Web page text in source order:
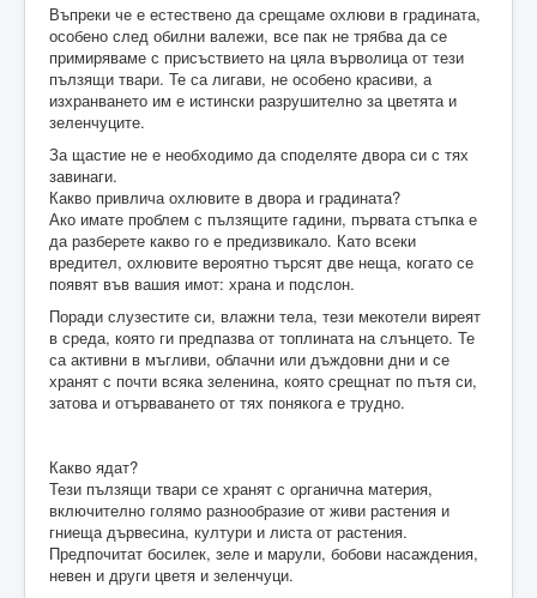
Въпреки че е естествено да срещаме охлюви в градината,
особено след обилни валежи, все пак не трябва да се
примиряваме с присъствието на цяла върволица от тези
пълзящи твари. Те са лигави, не особено красиви, а
изхранването им е истински разрушително за цветята и
зеленчуците.
За щастие не е необходимо да споделяте двора си с тях
завинаги.
Какво привлича охлювите в двора и градината?
Ако имате проблем с пълзящите гадини, първата стъпка е
да разберете какво го е предизвикало. Като всеки
вредител, охлювите вероятно търсят две неща, когато се
появят във вашия имот: храна и подслон.
Поради слузестите си, влажни тела, тези мекотели виреят
в среда, която ги предпазва от топлината на слънцето. Те
са активни в мъгливи, облачни или дъждовни дни и се
хранят с почти всяка зеленина, която срещнат по пътя си,
затова и отърваването от тях понякога е трудно.
Какво ядат?
Тези пълзящи твари се хранят с органична материя,
включително голямо разнообразие от живи растения и
гниеща дървесина, култури и листа от растения.
Предпочитат босилек, зеле и марули, бобови насаждения,
невен и други цветя и зеленчуци.